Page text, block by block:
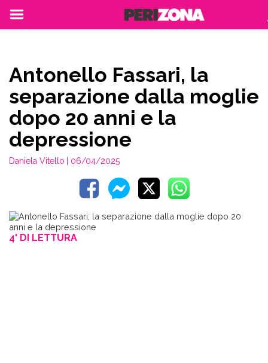
Antonello Fassari, la
separazione dalla moglie
dopo 20 anni e la
depressione
Daniela Vitello | 06/04/2025
4' DI LETTURA